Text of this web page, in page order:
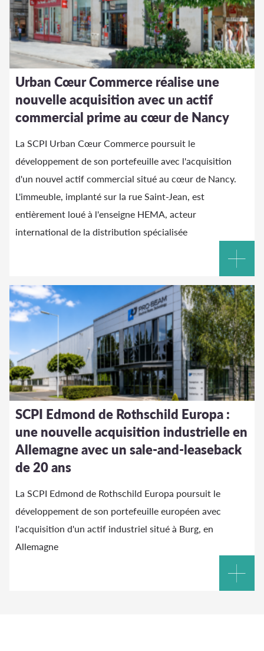
Urban Cœur Commerce réalise une
nouvelle acquisition avec un actif
commercial prime au cœur de Nancy
La SCPI Urban Cœur Commerce poursuit le
développement de son portefeuille avec l'acquisition
d'un nouvel actif commercial situé au cœur de Nancy.
L'immeuble, implanté sur la rue Saint-Jean, est
entièrement loué à l'enseigne HEMA, acteur
international de la distribution spécialisée
SCPI Edmond de Rothschild Europa :
une nouvelle acquisition industrielle en
Allemagne avec un sale-and-leaseback
de 20 ans
La SCPI Edmond de Rothschild Europa poursuit le
développement de son portefeuille européen avec
l'acquisition d'un actif industriel situé à Burg, en
Allemagne